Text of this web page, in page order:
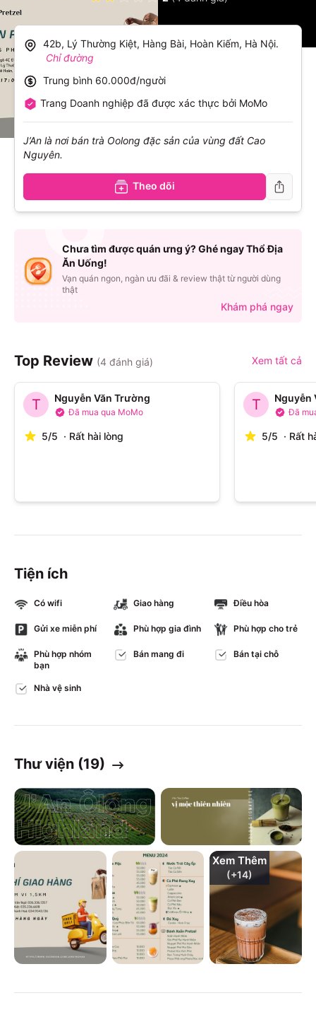
Top Review (4 đánh giá) Xem tất cả
T Nguyễn Văn Trường
Đã mua qua MoMo
5/5 · Rất hài lòng
T Nguyễn
Đã
5/5 · Rất
Tiện ích
Có wifi Giao hàng Điều hòa
Gửi xe miễn phí Phù hợp gia đình Phù hợp cho trẻ
Phù hợp nhóm
bạn
Bán mang đi Bán tại chỗ
Nhà vệ sinh
Thư viện (19)
Xem Thêm
(+14)
42b, Lý Thường Kiệt, Hàng Bài, Hoàn Kiếm, Hà Nội.
Chỉ đường
Trung bình 60.000đ/người
Trang Doanh nghiệp đã được xác thực bởi MoMo
J’An là nơi bán trà Oolong đặc sản của vùng đất Cao
Nguyên.
Theo dõi
Chưa tìm được quán ưng ý? Ghé ngay Thổ Địa
Ăn Uống!
Vạn quán ngon, ngàn ưu đãi & review thật từ người dùng
thật
Khám phá ngay